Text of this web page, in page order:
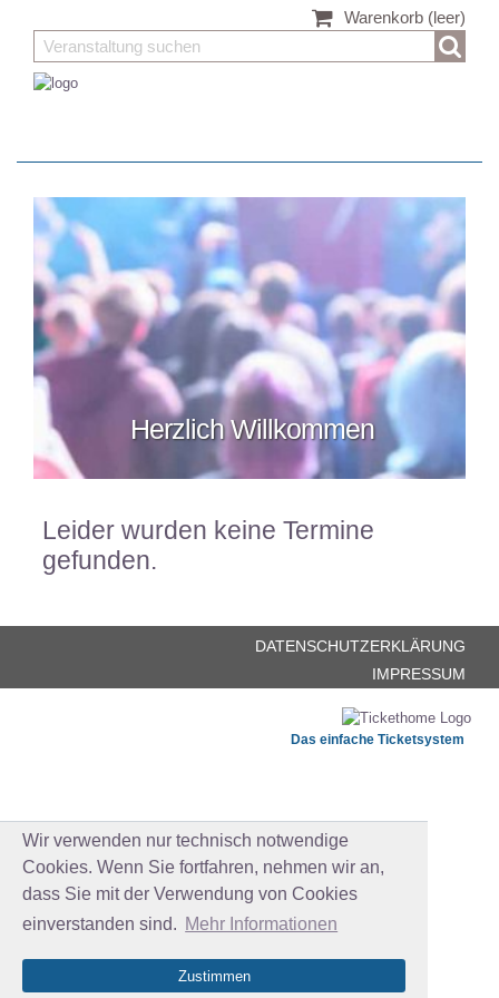
Wir verwenden nur technisch notwendige
Cookies. Wenn Sie fortfahren, nehmen wir an,
dass Sie mit der Verwendung von Cookies
einverstanden sind. Mehr Informationen
Zustimmen
Warenkorb (leer)
Herzlich Willkommen
Leider wurden keine Termine
gefunden.
DATENSCHUTZERKLÄRUNG
IMPRESSUM
Das einfache Ticketsystem